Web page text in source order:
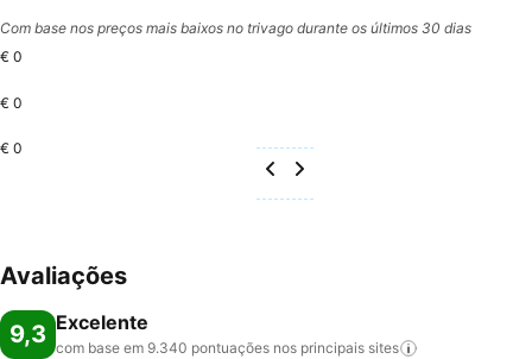
Com base nos preços mais baixos no trivago durante os últimos 30 dias
€ 0
€ 0
€ 0
Avaliações
9,3 Excelente
com base em 9.340 pontuações nos principais sites